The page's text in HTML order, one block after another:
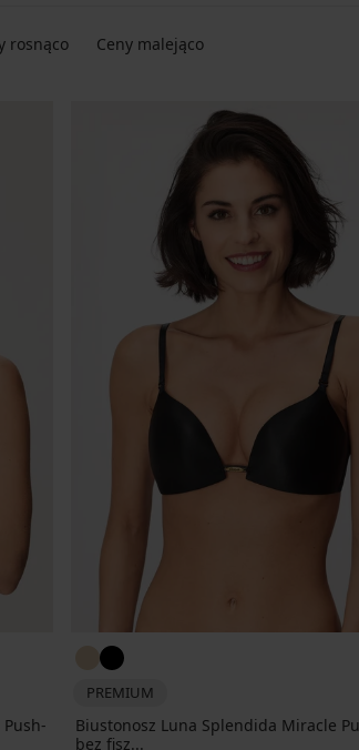
rosnąco Ceny malejąco
PREMIUM
Biustonosz Luna Splendida Miracle
bez fisz...